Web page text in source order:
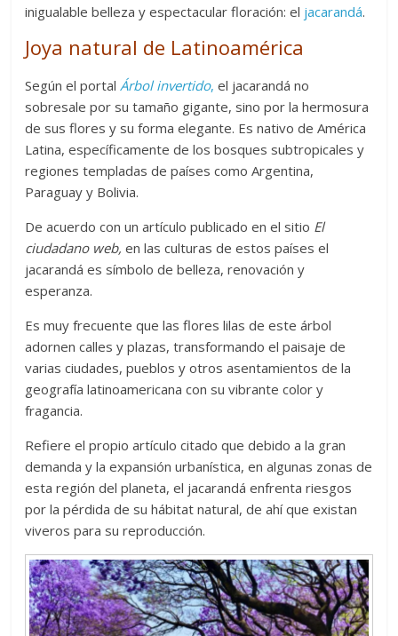
inigualable belleza y espectacular floración: el jacarandá.
Joya natural de Latinoamérica
Según el portalÁrbol invertido,el jacarandá no
sobresale por su tamaño gigante, sino por la hermosura
de sus flores y su forma elegante. Es nativo de América
Latina, específicamente de los bosques subtropicales y
regiones templadas de países como Argentina,
Paraguay y Bolivia.
De acuerdo con un artículo publicado en el sitio El
ciudadano web, en las culturas de estos países el
jacarandá es símbolo de belleza, renovación y
esperanza.
Es muy frecuente que las flores lilas de este árbol
adornen calles y plazas, transformando el paisaje de
varias ciudades, pueblos y otros asentamientos de la
geografía latinoamericana con su vibrante color y
fragancia.
Refiere el propio artículo citado que debido a la gran
demanda y la expansión urbanística, en algunas zonas de
esta región del planeta, el jacarandá enfrenta riesgos
por la pérdida de su hábitat natural, de ahí que existan
viveros para su reproducción.